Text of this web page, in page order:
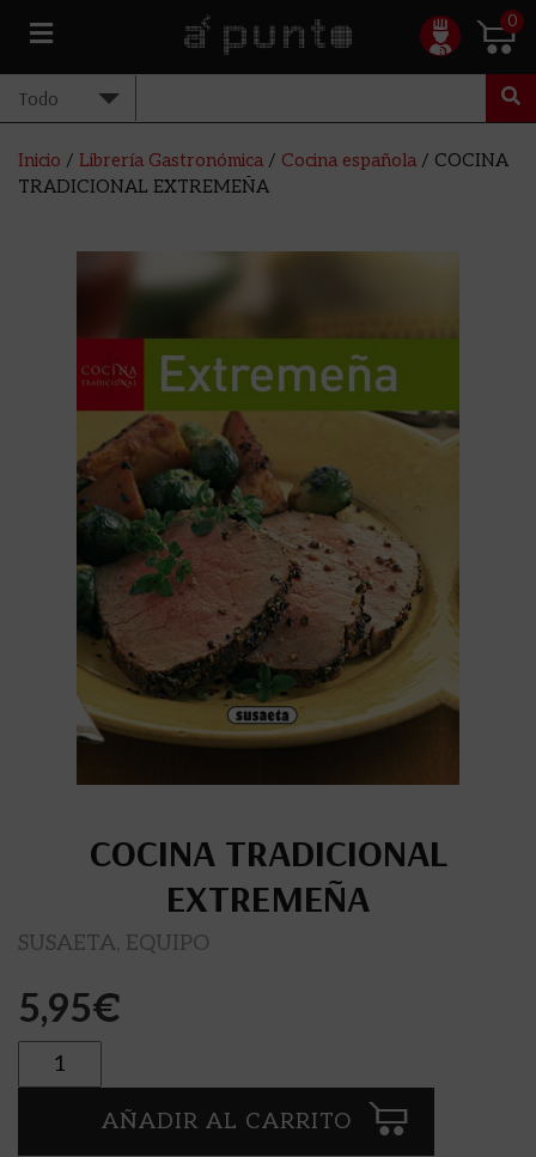
0
Inicio / Librería Gastronómica / Cocina española / COCINA
TRADICIONAL EXTREMEÑA
COCINA TRADICIONAL
EXTREMEÑA
SUSAETA, EQUIPO
5,95€
Cantidad
AÑADIR AL CARRITO